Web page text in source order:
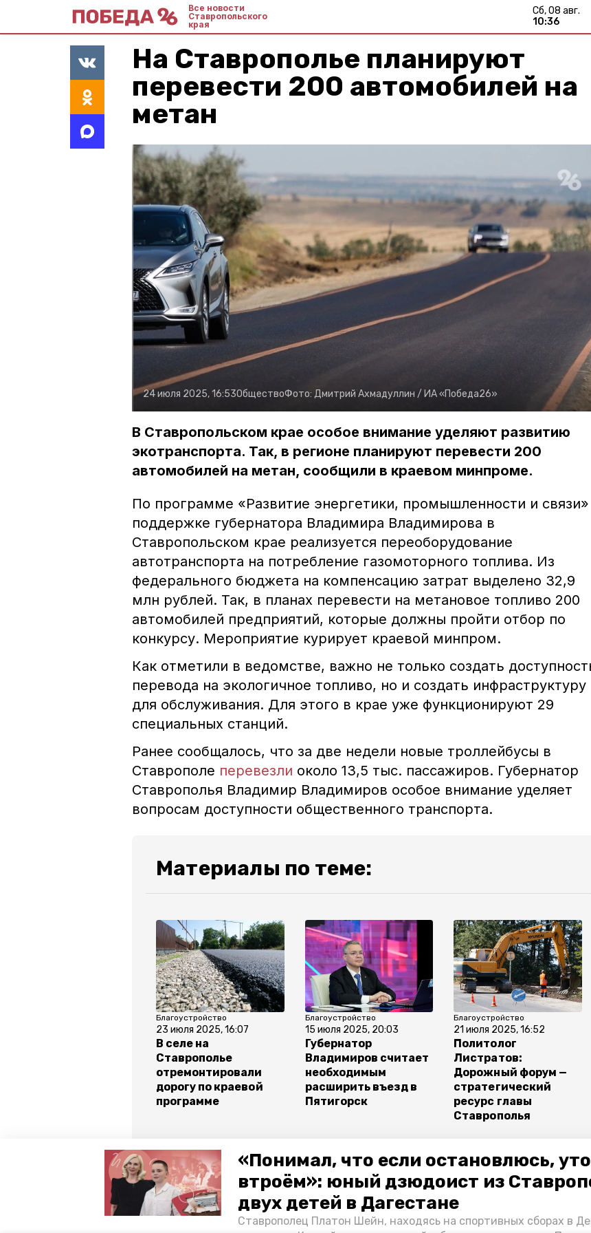
«Понимал, что если остановлюсь,
втроём»: юный дзюдоист из
двух детей в Дагестане
Ставрополец Платон Шейн, находясь на спортивных сборах в
Все новости
Ставропольского
края
сб, 08 авг.
10:36
На Ставрополье планируют
перевести 200 автомобилей на
метан
24 июля 2025, 16:53ОбществоФото: Дмитрий Ахмадуллин / ИА «Победа26»
В Ставропольском крае особое внимание уделяют развитию
экотранспорта. Так, в регионе планируют перевести 200
автомобилей на метан, сообщили в краевом минпроме.
По программе «Развитие энергетики, промышленности и
поддержке губернатора Владимира Владимирова в
Ставропольском крае реализуется переоборудование
автотранспорта на потребление газомоторного топлива. Из
федерального бюджета на компенсацию затрат выделено 32,9
млн рублей. Так, в планах перевести на метановое топливо 200
автомобилей предприятий, которые должны пройти отбор по
конкурсу. Мероприятие курирует краевой минпром.
Как отметили в ведомстве, важно не только создать
перевода на экологичное топливо, но и создать инфраструктуру
для обслуживания. Для этого в крае уже функционируют 29
специальных станций.
Ранее сообщалось, что за две недели новые троллейбусы в
Ставрополе перевезли около 13,5 тыс. пассажиров. Губернатор
Ставрополья Владимир Владимиров особое внимание уделяет
вопросам доступности общественного транспорта.
Материалы по теме:
Благоустройство
23 июля 2025, 16:07
В селе на
Ставрополье
отремонтировали
дорогу по краевой
программе
Благоустройство
15 июля 2025, 20:03
Губернатор
Владимиров считает
необходимым
расширить въезд в
Пятигорск
Благоустройство
21 июля 2025, 16:52
Политолог
Листратов:
Дорожный форум —
стратегический
ресурс главы
Ставрополья
Все новости
экотранспорт ставропольский край авто на метан